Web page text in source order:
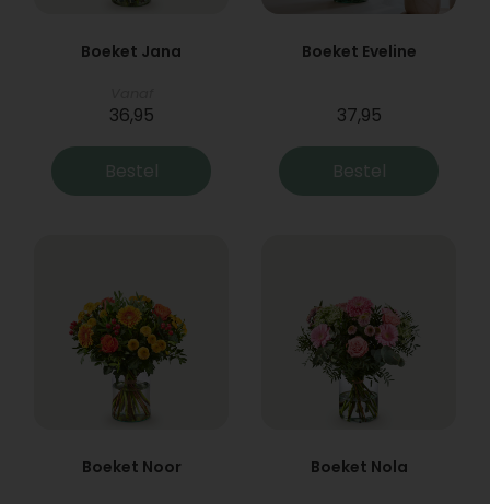
Boeket Jana
36,95
Bestel
Boeket Eveline
37,95
Bestel
Boeket Noor Boeket Nola